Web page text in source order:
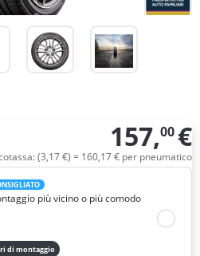
157,00 €
(3,17€) = 160,17€ per pneumatico
più vicino o più comodo
di montaggio